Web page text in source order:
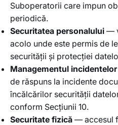
Suboperatorii care impun
periodică.
Securitatea personalului —
acolo unde este permis de
securității și protecției
Managementul incidentelor
de răspuns la incidente
încălcărilor securității
conform Secțiunii 10.
Securitate fizică — accesul